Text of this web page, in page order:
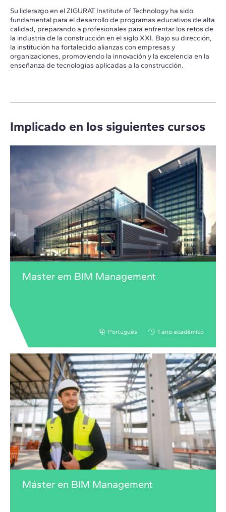
Su liderazgo en el ZIGURAT Institute of Technology ha sido
fundamental para el desarrollo de programas educativos de alta
calidad, preparando a profesionales para enfrentar los retos de
la industria de la construcción en el siglo XXI. Bajo su dirección,
la institución ha fortalecido alianzas con empresas y
organizaciones, promoviendo la innovación y la excelencia en la
enseñanza de tecnologías aplicadas a la construcción.
Implicado en los siguientes cursos
Master em BIM Management
Português 1 ano acadêmico
Máster en BIM Management